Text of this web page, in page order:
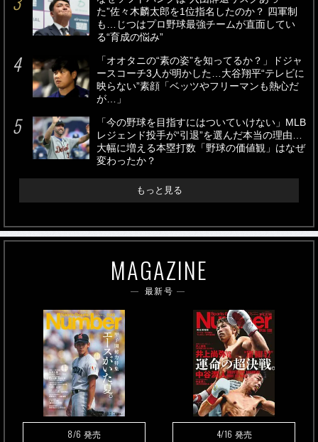
た”佐々木麟太郎を1位指名したのか？ 四軍制
も…じつはプロ野球最強チームが直面してい
る“育成の悩み”
「オオタニの“素の姿”を知ってるか？」ドジャ
ースコーチ3人が明かした…大谷翔平“テレビに
映らない”素顔「ベッツやフリーマンも熱心だ
が…」
「今の野球を目指すにはついていけない」MLB
レジェンド投手が“引退”を選んだ本当の理由…
大幅に増える本塁打数「野球の価値観」はなぜ
変わったか？
もっと見る
MAGAZINE
最新号
8/6 発売 4/16 発売